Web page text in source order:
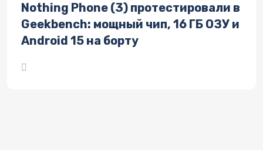
Nothing Phone (3) протестировали в
Geekbench: мощный чип, 16 ГБ ОЗУ и
Android 15 на борту